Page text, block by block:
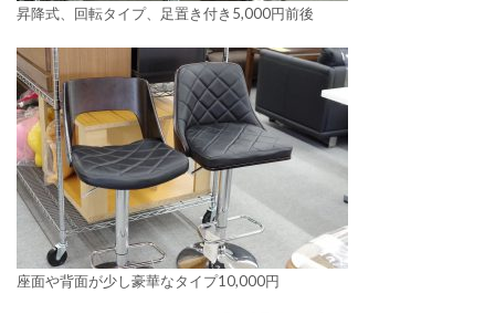
昇降式、回転タイプ、足置き付き5,000円前後
座面や背面が少し豪華なタイプ10,000円